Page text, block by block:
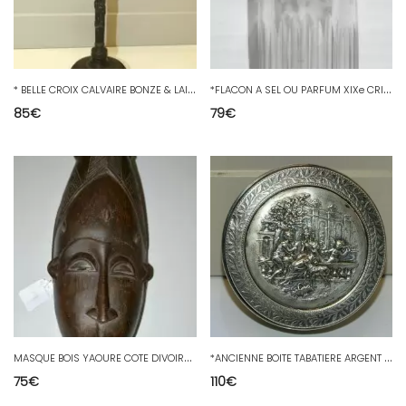
*
BELLE CROIX CALVAIRE BONZE & LAITON Patiné Style EMPIRE VIERGE à l'Enfant D
85€
*
FLACON A SEL OU PARFUM XIXe CRISTAL BOUCHON ARGENT MASSIF COLLECTION VITRINE
79€
M
ASQUE BOIS YAOURE COTE DIVOIRE BOIS AFRIQUE XXe 1950 déco Réf. 07011612-129
75€
*
ANCIENNE BOITE TABATIERE ARGENT décor daprès FRAINIER Poinçon Crabe + Orfèvre
110€